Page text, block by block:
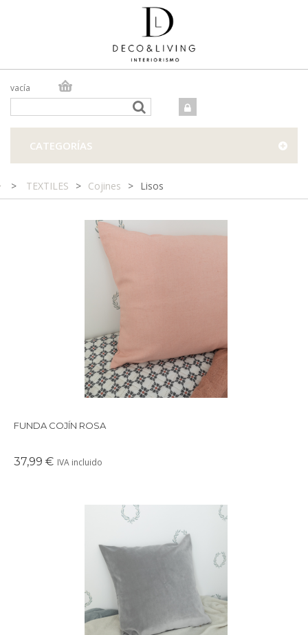
vacía
TIENDA FÍSICA
CATEGORÍAS
> TEXTILES > Cojines > Lisos
Funda de cojín 100% en lino natural en tono rosa salmón.
FUNDA COJÍN ROSA
37,99 € IVA incluido
Funda de cojín terciopelo gris.